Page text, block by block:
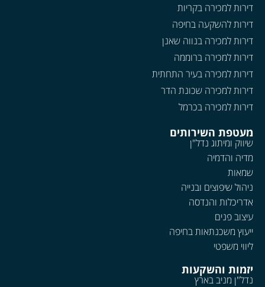
דירות למכירה בקריות
דירות להשקעה בחיפה
דירות למכירה בנווה שאנן
דירות למכירה ברוממה
דירות למכירה בעיר התחתית
דירות למכירה שכונת הדר
דירות למכירה בכרמל
מעטפת השירותים
שיווק ומיתוג נדל"ן
מדיה והדמיה
שמאות
ניהול שיפוצים ובנייה
אדריכלות והנדסה
עיצוב פנים
ייעוץ משכנתאות בחיפה
ליווי משפטי
יזמות והשקעות
נדל"ן מניב בארץ